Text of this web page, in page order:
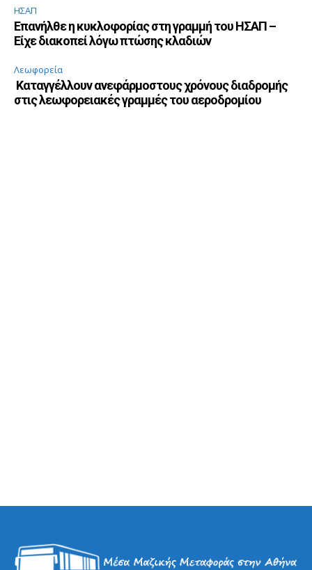
ΗΣΑΠ
Επανήλθε η κυκλοφορίας στη γραμμή του ΗΣΑΠ –
Είχε διακοπεί λόγω πτώσης κλαδιών
Λεωφορεία
Καταγγέλλουν ανεφάρμοστους χρόνους διαδρομής
στις λεωφορειακές γραμμές του αεροδρομίου